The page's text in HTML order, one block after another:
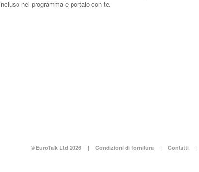
nel programma e portalo con te.
© EuroTalk Ltd 2026 | Condizioni di fornitura | Contatti |